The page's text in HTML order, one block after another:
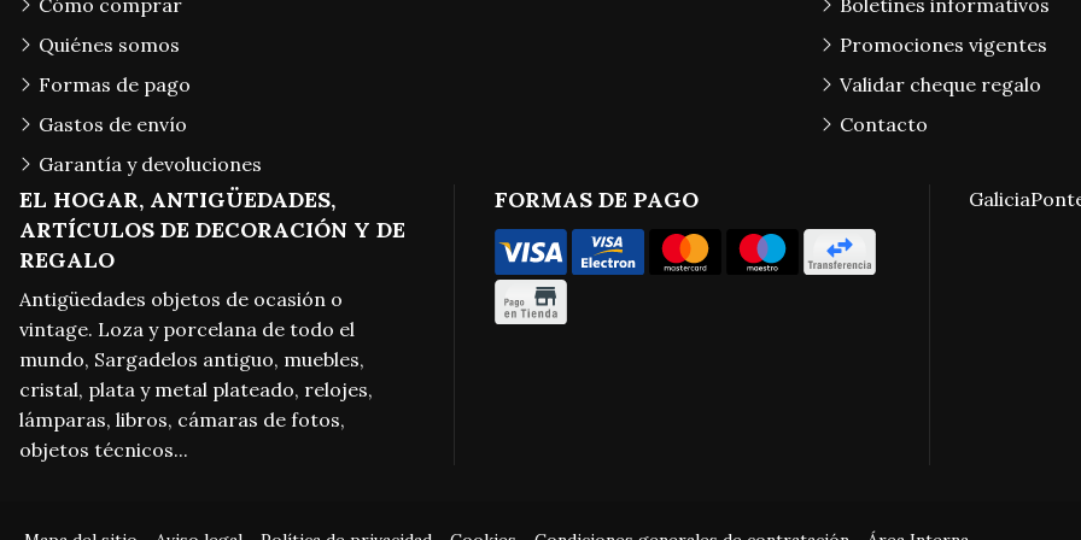
EL HOGAR, ANTIGÜEDADES,
ARTÍCULOS DE DECORACIÓN Y DE
REGALO
Antigüedades objetos de ocasión o
vintage. Loza y porcelana de todo el
mundo, Sargadelos antiguo, muebles,
cristal, plata y metal plateado, relojes,
lámparas, libros, cámaras de fotos,
objetos técnicos...
FORMAS DE PAGO
Cómo comprar
Quiénes somos
Formas de pago
Gastos de envío
Garantía y devoluciones
Boletines informativos
Promociones vigentes
Validar cheque regalo
Contacto
Galicia